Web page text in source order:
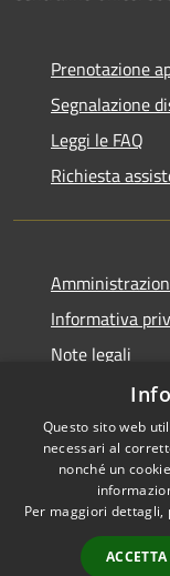
Prenotazione
Segnalazione
Leggi le FAQ
Richiesta
Informativa
Note legali
Dichiarazione
RSS
Accessibilità
Questo sito web
necessari al
nonché un
Per maggiori dettagli,